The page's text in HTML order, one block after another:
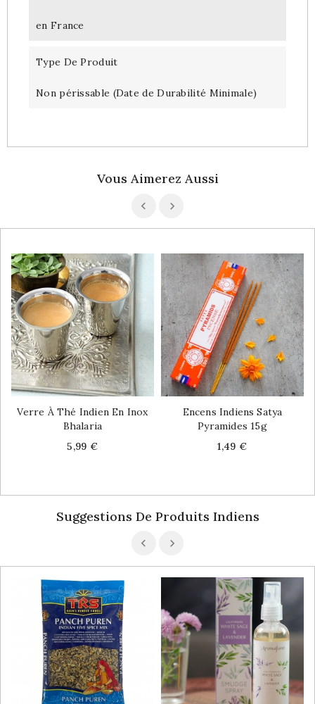
en France
Type De Produit
Non périssable (Date de Durabilité Minimale)
Vous Aimerez Aussi
Verre À Thé Indien En Inox
Bhalaria
Price
5,99 €
Encens Indiens Satya
Pyramides 15g
Price
1,49 €
Suggestions De Produits Indiens